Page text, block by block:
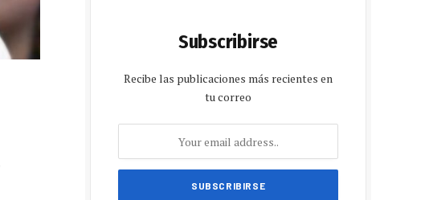
Subscribirse
Recibe las publicaciones más recientes en
tu correo